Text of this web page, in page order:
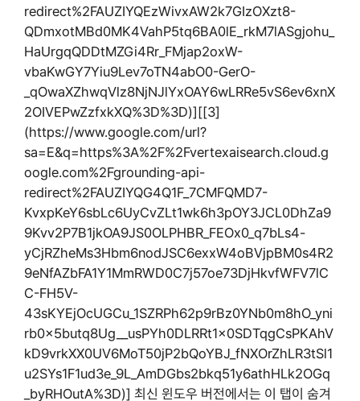
redirect%2FAUZIYQEzWivxAW2k7GIzOXzt8-
QDmxotMBd0MK4VahP5tq6BA0lE_rkM7lASgjohu_
HaUrgqQDDtMZGi4Rr_FMjap2oxW-
vbaKwGY7Yiu9Lev7oTN4abO0-GerO-
_qOwaXZhwqVlz8NjNJlYxOAY6wLRRe5vS6ev6xnX
2OIVEPwZzfxkXQ%3D%3D)][[3]
(https://www.google.com/url?
sa=E&q=https%3A%2F%2Fvertexaisearch.cloud.g
oogle.com%2Fgrounding-api-
redirect%2FAUZIYQG4Q1F_7CMFQMD7-
KvxpKeY6sbLc6UyCvZLt1wk6h3pOY3JCL0DhZa9
9Kvv2P7B1jkOA9JS0OLPHBR_FEOx0_q7bLs4-
yCjRZheMs3Hbm6nodJSC6exxW4oBVjpBM0s4R2
9eNfAZbFA1Y1MmRWD0C7j57oe73DjHkvfWFV7lC
C-FH5V-
43sKYEjOcUGCu_1SZRPh62p9rBz0YNb0m8hO_yni
rb0x5butq8Ug__usPYh0DLRRt1x0SDTqgCsPKAhV
kD9vrkXX0UV6MoT50jP2bQoYBJ_fNXOrZhLR3tSl1
u2SYs1F1ud3e_9L_AmDGbs2bkq51y6athHLk2OGq
_byRHOutA%3D)] 최신 윈도우 버전에서는 이 탭이 숨겨